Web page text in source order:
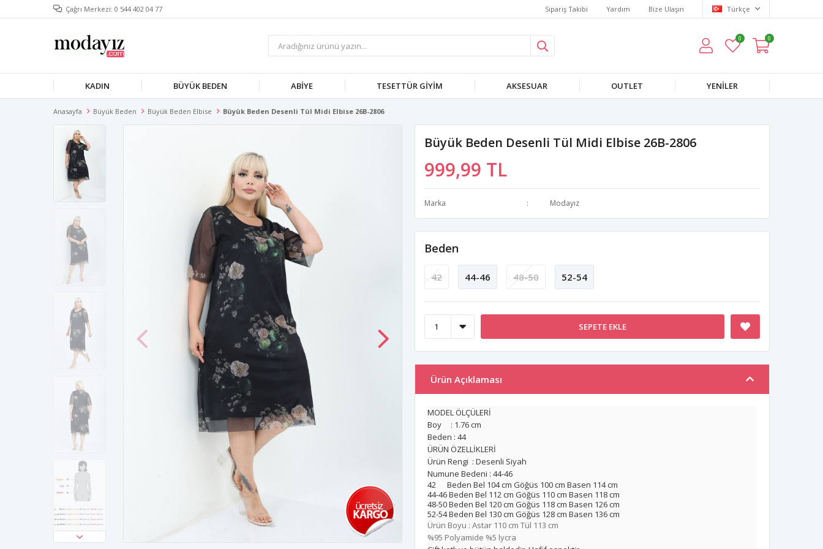
Çağrı Merkezi: 0 544 402 04 77 Sipariş Takibi Yardım Bize Ulaşın Türkçe
0 0
KADIN BÜYÜK BEDEN ABIYE TESETTÜR GIYIM AKSESUAR OUTLET YENILER
Anasayfa Büyük Beden Büyük Beden Elbise Büyük Beden Desenli Tül Midi Elbise 26B-2806
Büyük Beden Desenli Tül Midi Elbise 26B-2806
999,99 TL
Marka Modayız
Beden
42 44-46 48-50 52-54
SEPETE EKLE
Ürün Açıklaması
MODEL ÖLÇÜLERİ
Boy : 1.76 cm
Beden : 44
ÜRÜN ÖZELLİKLERİ
Ürün Rengi : Desenli Siyah
Numune Bedeni : 44-46
42 Beden Bel 104 cm Göğüs 100 cm Basen 114 cm
44-46 Beden Bel 112 cm Göğüs 110 cm Basen 118 cm
48-50 Beden Bel 120 cm Göğüs 118 cm Basen 126 cm
52-54 Beden Bel 130 cm Göğüs 128 cm Basen 136 cm
Ürün Boyu : Astar 110 cm Tül 113 cm
%95 Polyamide %5 lycra